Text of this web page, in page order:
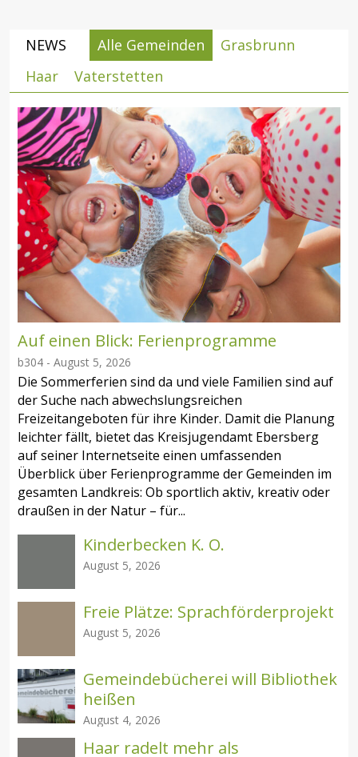
NEWS Alle Gemeinden
Grasbrunn
Haar
Vaterstetten
Auf einen Blick: Ferienprogramme
b304 - August 5, 2026
Die Sommerferien sind da und viele Familien sind auf
der Suche nach abwechslungsreichen
Freizeitangeboten für ihre Kinder. Damit die Planung
leichter fällt, bietet das Kreisjugendamt Ebersberg
auf seiner Internetseite einen umfassenden
Überblick über Ferienprogramme der Gemeinden im
gesamten Landkreis: Ob sportlich aktiv, kreativ oder
draußen in der Natur – für...
Kinderbecken K. O.
August 5, 2026
Freie Plätze: Sprachförderprojekt
August 5, 2026
Gemeindebücherei will Bibliothek
heißen
August 4, 2026
Haar radelt mehr als